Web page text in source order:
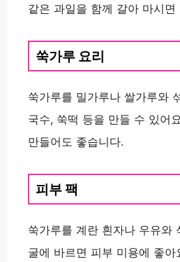
같은 과일을 함께 갈아 마시면
쑥가루 요리
쑥가루를 밀가루나 쌀가루와
국수, 쑥떡 등을 만들 수 있어
만들어도 좋습니다.
피부 팩
쑥가루를 계란 흰자나 우유와
굴에 바르면 피부 미용에 좋